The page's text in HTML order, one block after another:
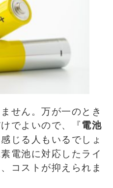
せん。万が一のとき
でよいので、『電池
じる人もいるでしょ
電池に対応したライ
コストが抑えられま